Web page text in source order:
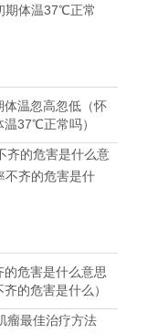
体温忽高忽低（怀
温37℃正常吗）
的危害是什么意思
齐的危害是什么）